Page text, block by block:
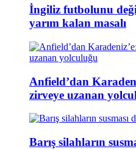
İngiliz futbolunu
yarım kalan masalı
Anfield’dan
zirveye uzanan
Barış silahların